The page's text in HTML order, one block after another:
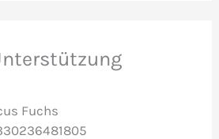
Fuchs